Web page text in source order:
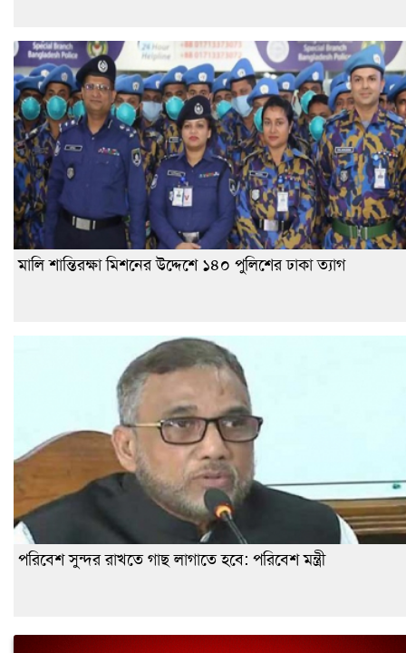
মালি শান্তিরক্ষা মিশনের উদ্দেশে ১৪০ পুলিশের ঢাকা ত্যাগ
পরিবেশ সুন্দর রাখতে গাছ লাগাতে হবে: পরিবেশ মন্ত্রী